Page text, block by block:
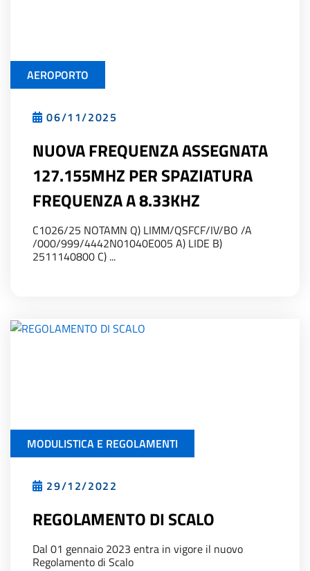
AEROPORTO
06/11/2025
NUOVA FREQUENZA ASSEGNATA
127.155MHZ PER SPAZIATURA
FREQUENZA A 8.33KHZ
C1026/25 NOTAMN Q) LIMM/QSFCF/IV/BO /A
/000/999/4442N01040E005 A) LIDE B)
2511140800 C) ...
MODULISTICA E REGOLAMENTI
29/12/2022
REGOLAMENTO DI SCALO
Dal 01 gennaio 2023 entra in vigore il nuovo
Regolamento di Scalo